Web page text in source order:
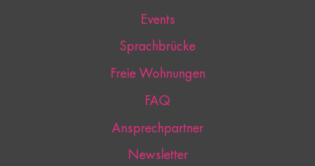
Events
Sprachbrücke
Freie Wohnungen
FAQ
Ansprechpartner
Newsletter